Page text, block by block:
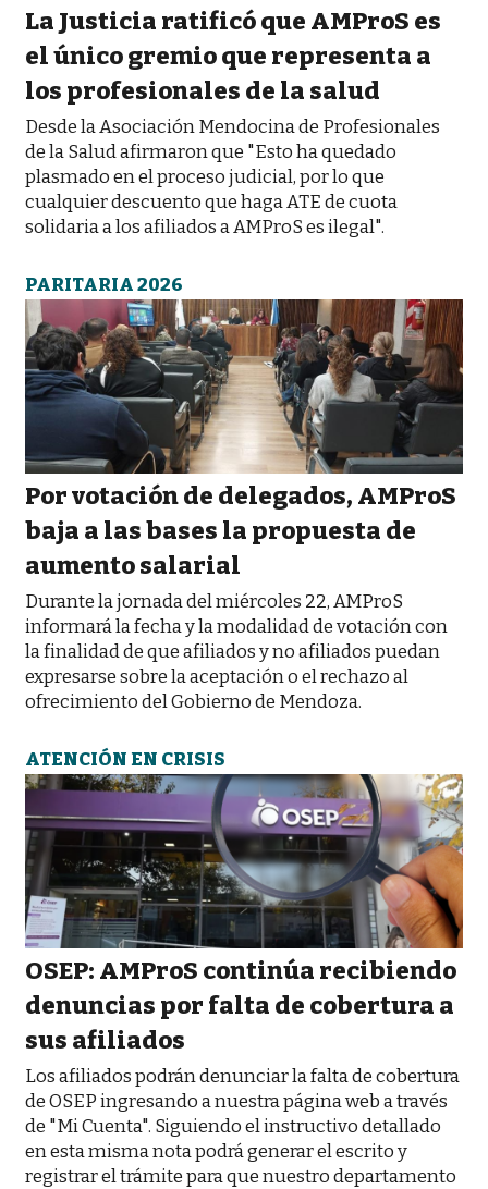
La Justicia ratificó que AMProS es
el único gremio que representa a
los profesionales de la salud
Desde la Asociación Mendocina de Profesionales
de la Salud afirmaron que "Esto ha quedado
plasmado en el proceso judicial, por lo que
cualquier descuento que haga ATE de cuota
solidaria a los afiliados a AMProS es ilegal".
PARITARIA 2026
Por votación de delegados, AMProS
baja a las bases la propuesta de
aumento salarial
Durante la jornada del miércoles 22, AMProS
informará la fecha y la modalidad de votación con
la finalidad de que afiliados y no afiliados puedan
expresarse sobre la aceptación o el rechazo al
ofrecimiento del Gobierno de Mendoza.
ATENCIÓN EN CRISIS
OSEP: AMProS continúa recibiendo
denuncias por falta de cobertura a
sus afiliados
Los afiliados podrán denunciar la falta de cobertura
de OSEP ingresando a nuestra página web a través
de "Mi Cuenta". Siguiendo el instructivo detallado
en esta misma nota podrá generar el escrito y
registrar el trámite para que nuestro departamento